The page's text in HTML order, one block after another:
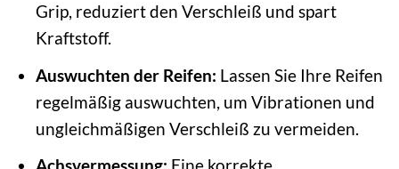
Grip, reduziert den Verschleiß und spart
Kraftstoff.
Auswuchten der Reifen: Lassen Sie Ihre Reifen
regelmäßig auswuchten, um Vibrationen und
ungleichmäßigen Verschleiß zu vermeiden.